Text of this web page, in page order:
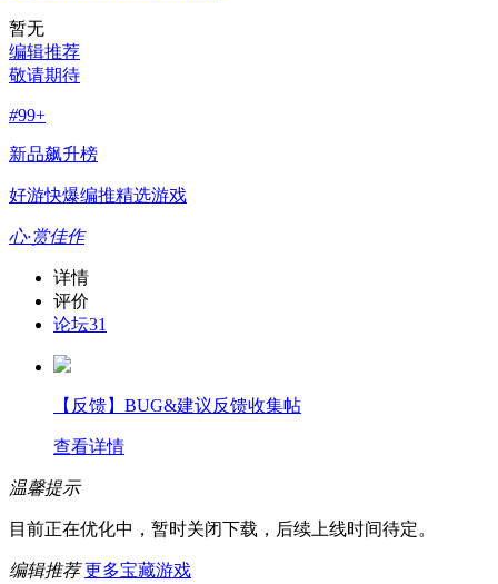
暂无
编辑推荐
敬请期待
#99+
新品飙升榜
好游快爆编推精选游戏
心·赏佳作
详情
评价
论坛31
【反馈】BUG&建议反馈收集帖
查看详情
温馨提示
目前正在优化中，暂时关闭下载，后续上线时间待定。
编辑推荐 更多宝藏游戏